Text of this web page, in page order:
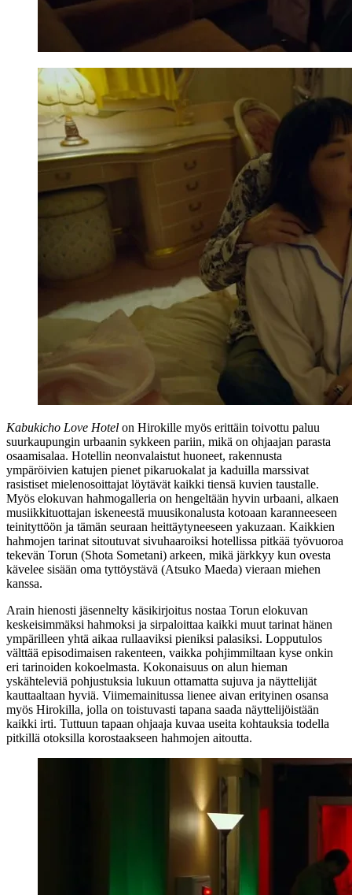
Kabukicho Love Hotel on Hirokille myös erittäin toivottu paluu
suurkaupungin urbaanin sykkeen pariin, mikä on ohjaajan parasta
osaamisalaa. Hotellin neonvalaistut huoneet, rakennusta
ympäröivien katujen pienet pikaruokalat ja kaduilla marssivat
rasistiset mielenosoittajat löytävät kaikki tiensä kuvien taustalle.
Myös elokuvan hahmogalleria on hengeltään hyvin urbaani, alkaen
musiikkituottajan iskeneestä muusikonalusta kotoaan karanneeseen
teinityttöön ja tämän seuraan heittäytyneeseen yakuzaan. Kaikkien
hahmojen tarinat sitoutuvat sivuhaaroiksi hotellissa pitkää työvuoroa
tekevän Torun (Shota Sometani) arkeen, mikä järkkyy kun ovesta
kävelee sisään oma tyttöystävä (Atsuko Maeda) vieraan miehen
kanssa.
Arain hienosti jäsennelty käsikirjoitus nostaa Torun elokuvan
keskeisimmäksi hahmoksi ja sirpaloittaa kaikki muut tarinat hänen
ympärilleen yhtä aikaa rullaaviksi pieniksi palasiksi. Lopputulos
välttää episodimaisen rakenteen, vaikka pohjimmiltaan kyse onkin
eri tarinoiden kokoelmasta. Kokonaisuus on alun hieman
yskähteleviä pohjustuksia lukuun ottamatta sujuva ja näyttelijät
kauttaaltaan hyviä. Viimemainitussa lienee aivan erityinen osansa
myös Hirokilla, jolla on toistuvasti tapana saada näyttelijöistään
kaikki irti. Tuttuun tapaan ohjaaja kuvaa useita kohtauksia todella
pitkillä otoksilla korostaakseen hahmojen aitoutta.